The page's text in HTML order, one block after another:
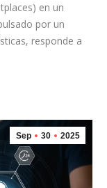
en un
por un
responde a
Sep 30 2025